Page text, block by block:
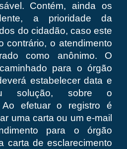
Contém, ainda os
a prioridade da
do cidadão, caso este
contrário, o atendimento
como anônimo. O
para o órgão
estabelecer data e
solução, sobre o
Ao efetuar o registro é
uma carta ou um e-mail
para o órgão
carta de esclarecimento